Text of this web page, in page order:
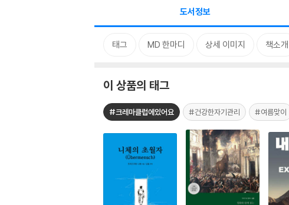
도서정보
태그 MD 한마디 상세 이미지 책소개
이 상품의 태그
#크레마클럽에있어요 #건강한자기관리 #여름맞이